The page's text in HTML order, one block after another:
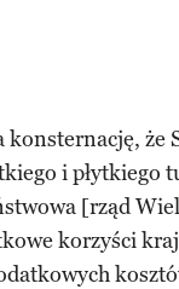
konsternację, że
i płytkiego
[rząd
korzyści